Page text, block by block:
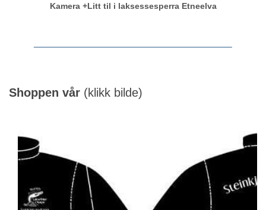
Kamera +Litt til i laksessesperra Etneelva
Shoppen vår (klikk bilde)